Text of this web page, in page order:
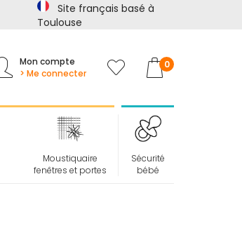
Site français basé à
Toulouse
Mon compte
> Me connecter
Mon panier
0
Moustiquaire
fenêtres et portes
Sécurité
bébé